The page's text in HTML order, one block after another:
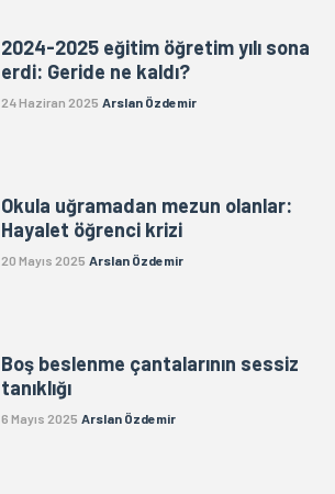
2024-2025 eğitim öğretim yılı sona
erdi: Geride ne kaldı?
24 Haziran 2025 Arslan Özdemir
Okula uğramadan mezun olanlar:
Hayalet öğrenci krizi
20 Mayıs 2025 Arslan Özdemir
Boş beslenme çantalarının sessiz
tanıklığı
6 Mayıs 2025 Arslan Özdemir